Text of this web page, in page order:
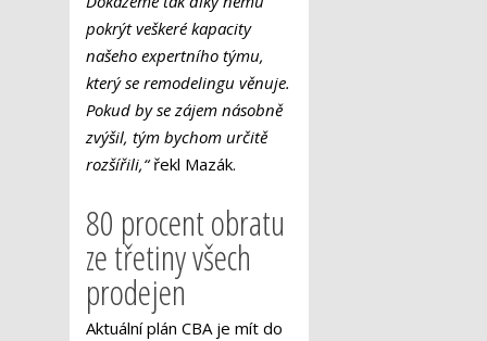
pokrýt veškeré kapacity
našeho expertního týmu,
který se remodelingu věnuje.
Pokud by se zájem násobně
zvýšil, tým bychom určitě
rozšířili,“řekl Mazák.
80 procent obratu
ze třetiny všech
prodejen
Aktuální plán CBA je mít do